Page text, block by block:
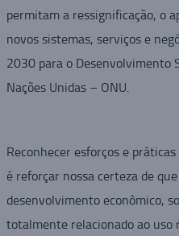
permitam a ressignificação, o
novos sistemas, serviços e
2030 para o Desenvolvimento
Nações Unidas – ONU.
Reconhecer esforços e
é reforçar nossa certeza de
desenvolvimento econômico,
totalmente relacionado ao uso